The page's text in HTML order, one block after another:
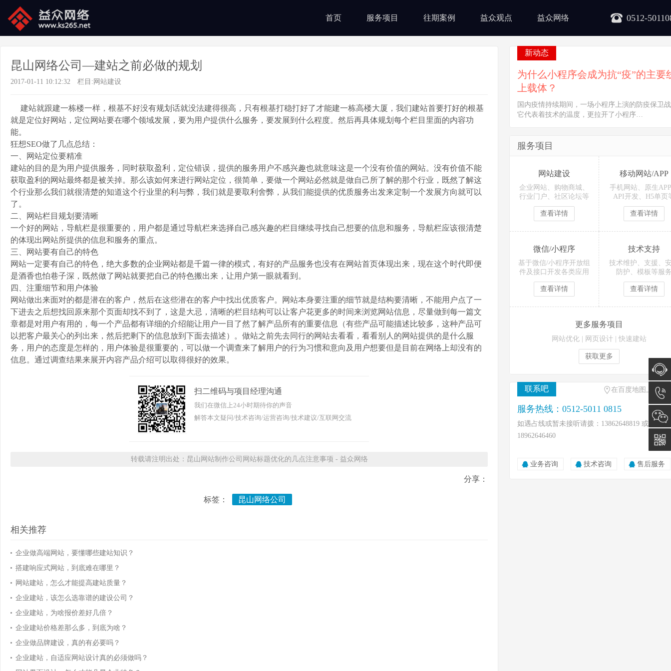
0512-
首页 服务项目 往期案例 益众观点 益众网络
昆山网络公司—建站之前必做的规划
2017-01-11 10:12:32 栏目: 网站建设
建站就跟建一栋楼一样，根基不好没有规划话就没法建得很高，只有根基打稳打好了才能建一栋高楼大厦，我们建站首要打好的根基
就是定位好网站，定位网站要在哪个领域发展，要为用户提供什么服务，要发展到什么程度。然后再具体规划每个栏目里面的内容功
能。
狂想SEO做了几点总结：
一、网站定位要精准
建站的目的是为用户提供服务，同时获取盈利，定位错误，提供的服务用户不感兴趣也就意味这是一个没有价值的网站。没有价值不能
获取盈利的网站最终都是被关掉。那么该如何来进行网站定位，很简单，要做一个网站必然就是做自己所了解的那个行业，既然了解这
个行业那么我们就很清楚的知道这个行业里的利与弊，我们就是要取利舍弊，从我们能提供的优质服务出发来定制一个发展方向就可以
了。
二、网站栏目规划要清晰
一个好的网站，导航栏是很重要的，用户都是通过导航栏来选择自己感兴趣的栏目继续寻找自己想要的信息和服务，导航栏应该很清楚
的体现出网站所提供的信息和服务的重点。
三、网站要有自己的特色
网站一定要有自己的特色，绝大多数的企业网站都是千篇一律的模式，有好的产品服务也没有在网站首页体现出来，现在这个时代即便
是酒香也怕巷子深，既然做了网站就要把自己的特色搬出来，让用户第一眼就看到。
四、注重细节和用户体验
网站做出来面对的都是潜在的客户，然后在这些潜在的客户中找出优质客户。网站本身要注重的细节就是结构要清晰，不能用户点了一
下进去之后想找回原来那个页面却找不到了，这是大忌，清晰的栏目结构可以让客户花更多的时间来浏览网站信息，尽量做到每一篇文
章都是对用户有用的，每一个产品都有详细的介绍能让用户一目了然了解产品所有的重要信息（有些产品可能描述比较多，这种产品可
以把客户最关心的列出来，然后把剩下的信息放到下面去描述）。做站之前先去同行的网站去看看，看看别人的网站提供的是什么服
务，用户的态度是怎样的，用户体验是很重要的，可以做一个调查来了解用户的行为习惯和意向及用户想要但是目前在网络上却没有的
信息。通过调查结果来展开内容产品介绍可以取得很好的效果。
扫二维码与项目经理沟通
我们在微信上24小时期待你的声音
解答本文疑问/技术咨询/运营咨询/技术建议/互联网交流
转载请注明出处：昆山网站制作公司网站标题优化的几点注意事项 - 益众网络
分享：
标签： 昆山网络公司
相关推荐
企业做高端网站，要懂哪些建站知识？
搭建响应式网站，到底难在哪里？
网站建站，怎么才能提高建站质量？
企业建站，该怎么选靠谱的建设公司？
企业建站，为啥报价差好几倍？
企业建站价格差那么多，到底为啥？
企业做品牌建设，真的有必要吗？
企业建站，自适应网站设计真的必须做吗？
新动态
为什么小程序会成为抗“疫”的主要
上载体？
国内疫情持续期间，一场小程序上演的防疫保卫
它代表着技术的温度，更拉开了小程序…
服务项目
网站建设
企业网站、购物商城、
行业门户、社区论坛等
查看详情
移动网站/APP
手机网站、原生
API开发、H5单页
查看详情
微信/小程序
基于微信/小程序开放组
件及接口开发各类应用
查看详情
技术支持
技术维护、支援、
防护、模板等服
查看详情
更多服务项目
网站优化 网页设计 快速建站
获取更多
联系吧 在百度地图上找到
服务热线：0512-5011 0815
如遇占线或暂未接听请拨：13862648819 或
18962646460
业务咨询 技术咨询 售后服务
在线咨
询
0512-
5011
0815